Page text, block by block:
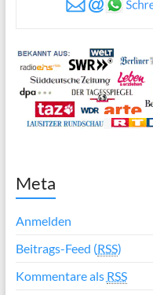
Meta
Anmelden
Beitrags-Feed (RSS)
Kommentare als RSS